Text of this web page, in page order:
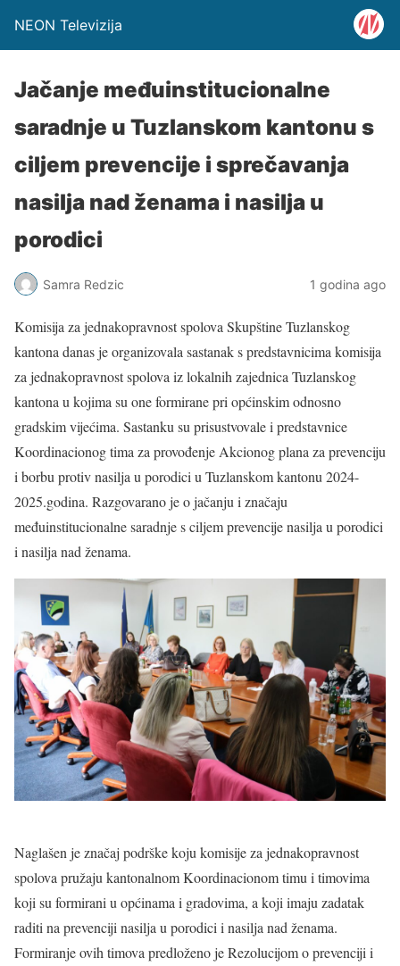
NEON Televizija
Jačanje međuinstitucionalne
saradnje u Tuzlanskom kantonu s
ciljem prevencije i sprečavanja
nasilja nad ženama i nasilja u
porodici
Samra Redzic 1 godina ago
Komisija za jednakopravnost spolova Skupštine Tuzlanskog
kantona danas je organizovala sastanak s predstavnicima komisija
za jednakopravnost spolova iz lokalnih zajednica Tuzlanskog
kantona u kojima su one formirane pri općinskim odnosno
gradskim vijećima. Sastanku su prisustvovale i predstavnice
Koordinacionog tima za provođenje Akcionog plana za prevenciju
i borbu protiv nasilja u porodici u Tuzlanskom kantonu 2024-
2025.godina. Razgovarano je o jačanju i značaju
međuinstitucionalne saradnje s ciljem prevencije nasilja u porodici
i nasilja nad ženama.
Naglašen je značaj podrške koju komisije za jednakopravnost
spolova pružaju kantonalnom Koordinacionom timu i timovima
koji su formirani u općinama i gradovima, a koji imaju zadatak
raditi na prevenciji nasilja u porodici i nasilja nad ženama.
Formiranje ovih timova predloženo je Rezolucijom o prevenciji i